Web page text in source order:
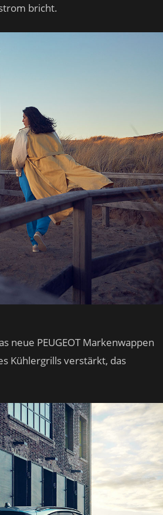
bricht.
neue PEUGEOT Markenwappen
Kühlergrills verstärkt, das